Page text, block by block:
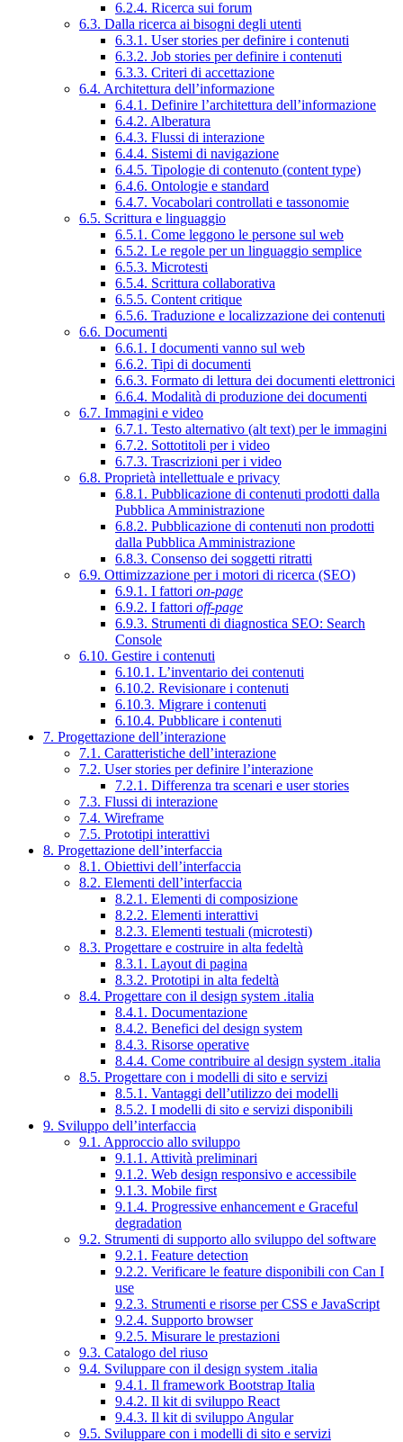
6.2.4. Ricerca sui forum
6.3. Dalla ricerca ai bisogni degli utenti
6.3.1. User stories per definire i contenuti
6.3.2. Job stories per definire i contenuti
6.3.3. Criteri di accettazione
6.4. Architettura dell’informazione
6.4.1. Definire l’architettura dell’informazione
6.4.2. Alberatura
6.4.3. Flussi di interazione
6.4.4. Sistemi di navigazione
6.4.5. Tipologie di contenuto (content type)
6.4.6. Ontologie e standard
6.4.7. Vocabolari controllati e tassonomie
6.5. Scrittura e linguaggio
6.5.1. Come leggono le persone sul web
6.5.2. Le regole per un linguaggio semplice
6.5.3. Microtesti
6.5.4. Scrittura collaborativa
6.5.5. Content critique
6.5.6. Traduzione e localizzazione dei contenuti
6.6. Documenti
6.6.1. I documenti vanno sul web
6.6.2. Tipi di documenti
6.6.3. Formato di lettura dei documenti elettronici
6.6.4. Modalità di produzione dei documenti
6.7. Immagini e video
6.7.1. Testo alternativo (alt text) per le immagini
6.7.2. Sottotitoli per i video
6.7.3. Trascrizioni per i video
6.8. Proprietà intellettuale e privacy
6.8.1. Pubblicazione di contenuti prodotti dalla
Pubblica Amministrazione
6.8.2. Pubblicazione di contenuti non prodotti
dalla Pubblica Amministrazione
6.8.3. Consenso dei soggetti ritratti
6.9. Ottimizzazione per i motori di ricerca (SEO)
6.9.1. I fattori on-page
6.9.2. I fattori off-page
6.9.3. Strumenti di diagnostica SEO: Search
Console
6.10. Gestire i contenuti
6.10.1. L’inventario dei contenuti
6.10.2. Revisionare i contenuti
6.10.3. Migrare i contenuti
6.10.4. Pubblicare i contenuti
7. Progettazione dell’interazione
7.1. Caratteristiche dell’interazione
7.2. User stories per definire l’interazione
7.2.1. Differenza tra scenari e user stories
7.3. Flussi di interazione
7.4. Wireframe
7.5. Prototipi interattivi
8. Progettazione dell’interfaccia
8.1. Obiettivi dell’interfaccia
8.2. Elementi dell’interfaccia
8.2.1. Elementi di composizione
8.2.2. Elementi interattivi
8.2.3. Elementi testuali (microtesti)
8.3. Progettare e costruire in alta fedeltà
8.3.1. Layout di pagina
8.3.2. Prototipi in alta fedeltà
8.4. Progettare con il design system .italia
8.4.1. Documentazione
8.4.2. Benefici del design system
8.4.3. Risorse operative
8.4.4. Come contribuire al design system .italia
8.5. Progettare con i modelli di sito e servizi
8.5.1. Vantaggi dell’utilizzo dei modelli
8.5.2. I modelli di sito e servizi disponibili
9. Sviluppo dell’interfaccia
9.1. Approccio allo sviluppo
9.1.1. Attività preliminari
9.1.2. Web design responsivo e accessibile
9.1.3. Mobile first
9.1.4. Progressive enhancement e Graceful
degradation
9.2. Strumenti di supporto allo sviluppo del software
9.2.1. Feature detection
9.2.2. Verificare le feature disponibili con Can I
use
9.2.3. Strumenti e risorse per CSS e JavaScript
9.2.4. Supporto browser
9.2.5. Misurare le prestazioni
9.3. Catalogo del riuso
9.4. Sviluppare con il design system .italia
9.4.1. Il framework Bootstrap Italia
9.4.2. Il kit di sviluppo React
9.4.3. Il kit di sviluppo Angular
9.5. Sviluppare con i modelli di sito e servizi